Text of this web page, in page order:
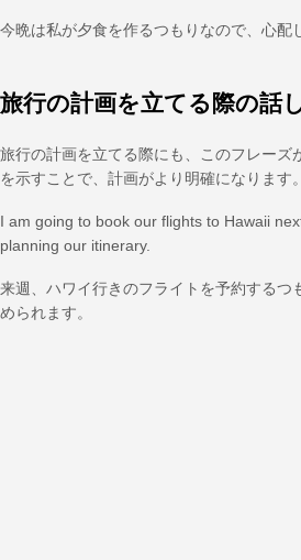
今晩は私が夕食を作るつもりなので、心配
旅行の計画を立てる際の話
旅行の計画を立てる際にも、このフレーズ
を示すことで、計画がより明確になります。
I am going to book our flights to Hawaii
planning our itinerary.
来週、ハワイ行きのフライトを予約するつ
められます。